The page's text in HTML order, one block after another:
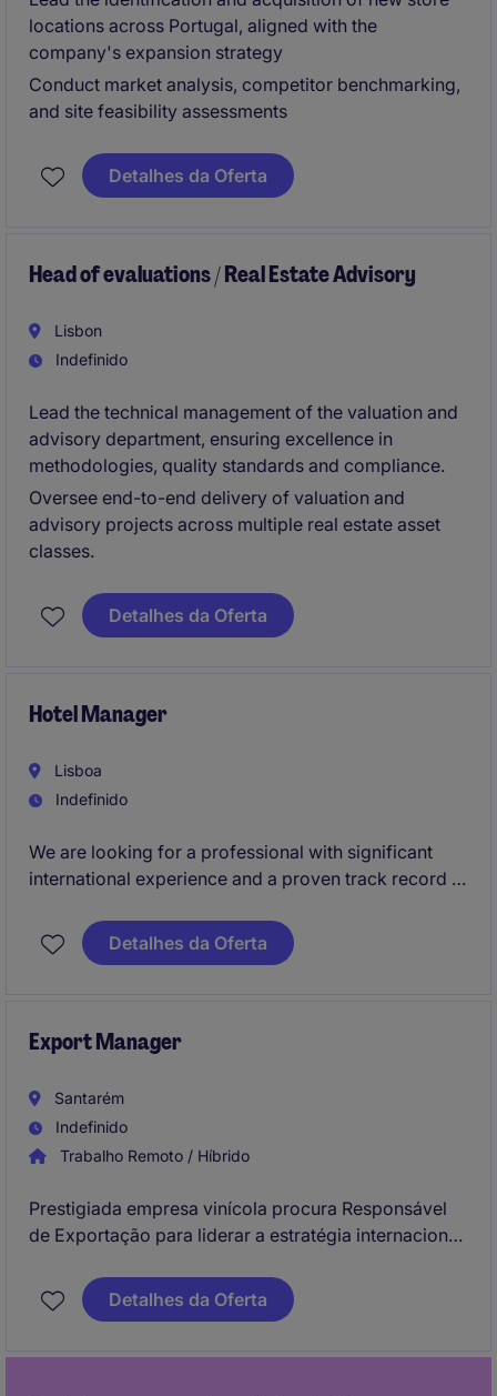
locations across Portugal, aligned with the
company's expansion strategy
Conduct market analysis, competitor benchmarking,
and site feasibility assessments
Detalhes da Oferta
Head of evaluations / Real Estate Advisory
Lisbon
Indefinido
Lead the technical management of the valuation and
advisory department, ensuring excellence in
methodologies, quality standards and compliance.
Oversee end-to-end delivery of valuation and
advisory projects across multiple real estate asset
classes.
Detalhes da Oferta
Hotel Manager
Lisboa
Indefinido
We are looking for a professional with significant
international experience and a proven track record in
Detalhes da Oferta
Export Manager
Santarém
Indefinido
Trabalho Remoto / Híbrido
Prestigiada empresa vinícola procura Responsável
de Exportação para liderar a estratégia internacional
Função estratégica com gestão de clientes globais e
representação em feiras internacionais
Detalhes da Oferta